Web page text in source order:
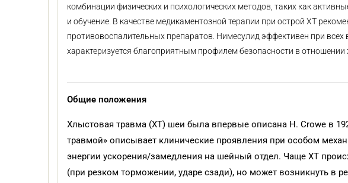
комбинации физических и психологических методов, таких как
и обучение. В качестве медикаментозной терапии при острой ХТ
противовоспалительных препаратов. Нимесулид эффективен при
характеризуется благоприятным профилем безопасности в
Общие положения
Хлыстовая травма (ХТ) шеи была впервые описана H. Crowe в
травмой» описывает клинические проявления при особом
энергии ускорения/замедления на шейный отдел. Чаще ХТ
(при резком торможении, ударе сзади), но может возникнуть в